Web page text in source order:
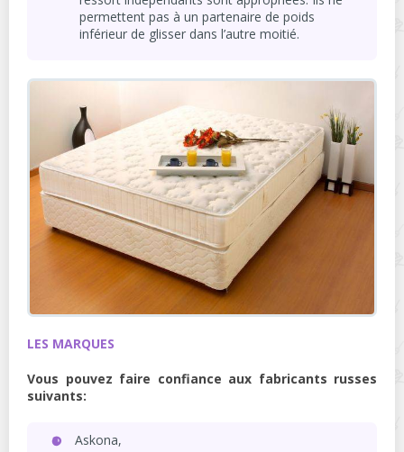
permettent pas à un partenaire de poids
inférieur de glisser dans l’autre moitié.
LES MARQUES
Vous pouvez faire confiance aux fabricants russes
suivants:
Askona,